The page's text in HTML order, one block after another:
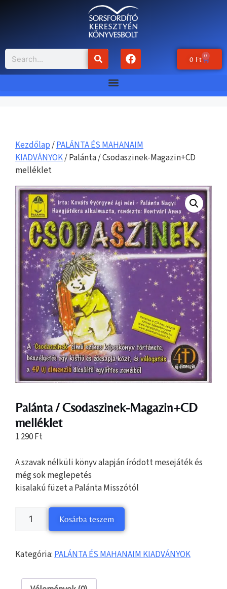
0 Ft 0
Kezdőlap/PALÁNTA ÉS MAHANAIM
KIADVÁNYOK/ Palánta / Csodaszinek-Magazin+CD
melléklet
Palánta / Csodaszinek-Magazin+CD
melléklet
1 290Ft
A szavak nélküli könyv alapján íródott mesejáték és
még sok meglepetés
kisalakú füzet a Palánta Misszótól
Kosárba teszem
Kategória:PALÁNTA ÉS MAHANAIM KIADVÁNYOK